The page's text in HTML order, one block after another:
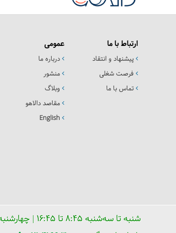
ارتباط با ما
پیشنهاد و انتقاد
فرصت شغلی
تماس با ما
عمومی
درباره ما
منشور
وبلاگ
مقاصد دالاهو
English
شنبه تا سه‌شنبه ۸:۴۵ تا ۱۶:۴۵ | چهارشنبه ۸:۴۵ تا ۱۹:۰۰ | پنجشنبه ۸:۴۵ تا ۱۶:۰۰